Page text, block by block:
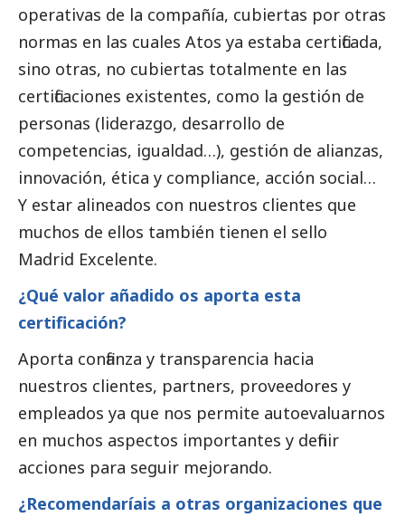
operativas de la compañía, cubiertas por otras
normas en las cuales Atos ya estaba certificada,
sino otras, no cubiertas totalmente en las
certificaciones existentes, como la gestión de
personas (liderazgo, desarrollo de
competencias, igualdad…), gestión de alianzas,
innovación, ética y compliance, acción social…
Y estar alineados con nuestros clientes que
muchos de ellos también tienen el sello
Madrid Excelente.
¿Qué valor añadido os aporta esta
certificación?
Aporta confianza y transparencia hacia
nuestros clientes, partners, proveedores y
empleados ya que nos permite autoevaluarnos
en muchos aspectos importantes y definir
acciones para seguir mejorando.
¿Recomendaríais a otras organizaciones que